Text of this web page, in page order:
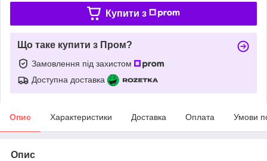
Купити з
Що таке купити з Пром?
Замовлення під захистом
Доступна доставка
Опис Характеристики Доставка Оплата Умови
Опис